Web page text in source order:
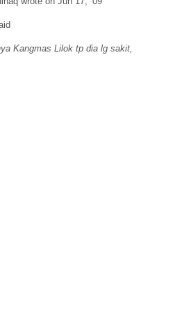
Kangmas Lilok tp dia lg sakit,